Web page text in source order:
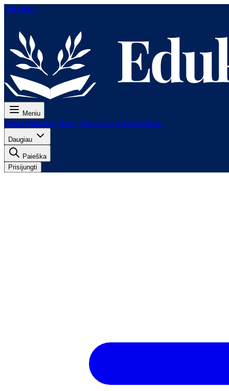
Eiti į turinį
Meniu
Kaina Pamokos Testai Egzaminams Mokytojams
Daugiau
Paieška
Prisijungti